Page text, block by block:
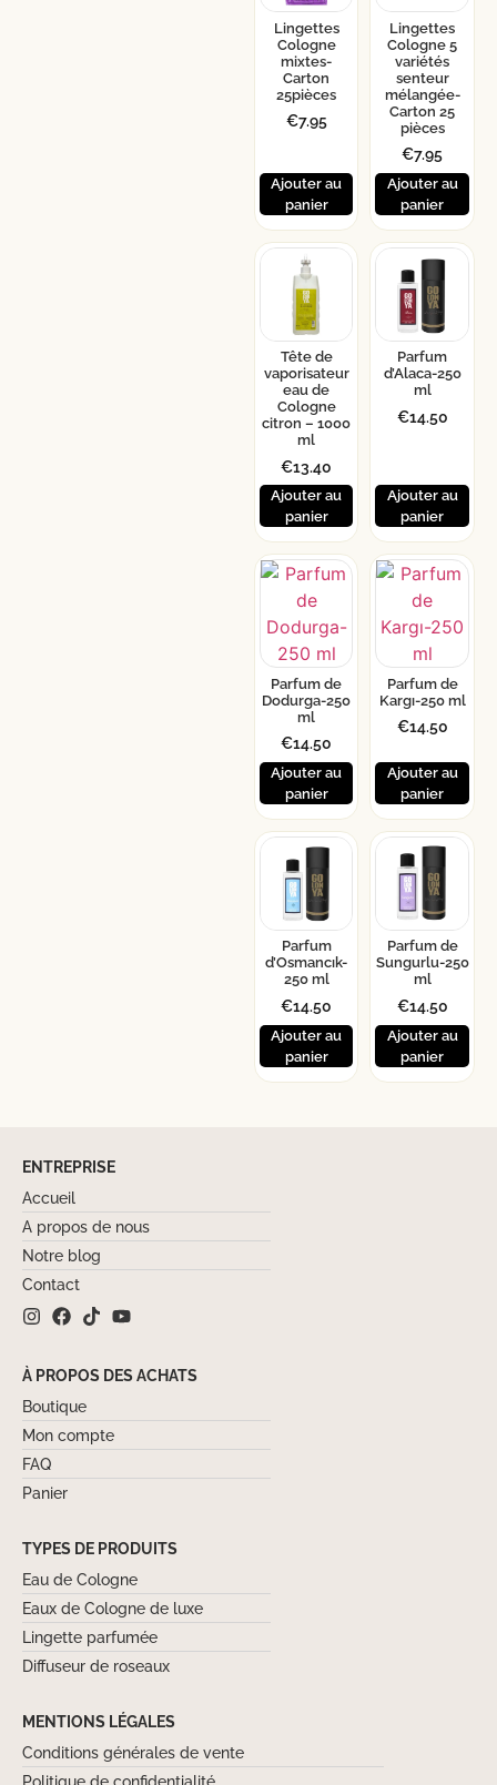
Lingettes
Cologne
mixtes-
Carton
25pièces
€7.95
Ajouter au
panier
Lingettes
Cologne 5
variétés
senteur
mélangée-
Carton 25
pièces
€7.95
Ajouter au
panier
Tête de
vaporisateur
eau de
Cologne
citron – 1000
ml
€13.40
Ajouter au
panier
Parfum
d’Alaca-250
ml
€14.50
Ajouter au
panier
Parfum de
Dodurga-250
ml
€14.50
Ajouter au
panier
Parfum de
Kargı-250 ml
€14.50
Ajouter au
panier
Parfum
d’Osmancık-
250 ml
€14.50
Ajouter au
panier
Parfum de
Sungurlu-250
ml
€14.50
Ajouter au
panier
ENTREPRISE
Accueil
A propos de nous
Notre blog
Contact
À PROPOS DES ACHATS
Boutique
Mon compte
FAQ
Panier
TYPES DE PRODUITS
Eau de Cologne
Eaux de Cologne de luxe
Lingette parfumée
Diffuseur de roseaux
MENTIONS LÉGALES
Conditions générales de vente
Politique de confidentialité